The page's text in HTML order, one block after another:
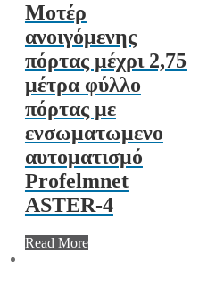
Μοτέρ
ανοιγόμενης
πόρτας μέχρι 2,75
μέτρα φύλλο
πόρτας με
ενσωματωμενο
αυτοματισμό
Profelmnet
ASTER-4
Read More